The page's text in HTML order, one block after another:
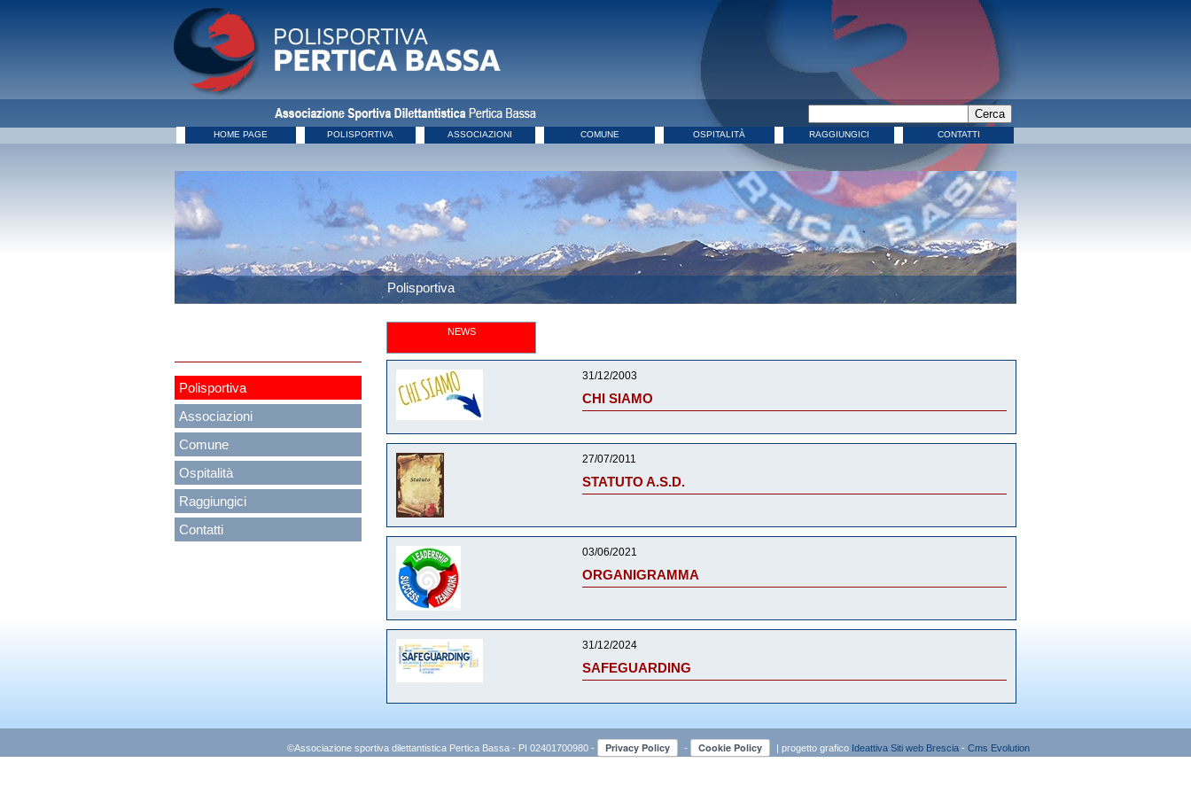
HOME PAGE POLISPORTIVA ASSOCIAZIONI COMUNE OSPITALITÀ RAGGIUNGICI CONTATTI
Polisportiva
Polisportiva
Associazioni
Comune
Ospitalità
Raggiungici
Contatti
NEWS
31/12/2003
CHI SIAMO
27/07/2011
STATUTO A.S.D.
03/06/2021
ORGANIGRAMMA
31/12/2024
SAFEGUARDING
©Associazione sportiva dilettantistica Pertica Bassa - PI 02401700980 - - | progetto grafico Ideattiva Siti web Brescia - Cms Evolution